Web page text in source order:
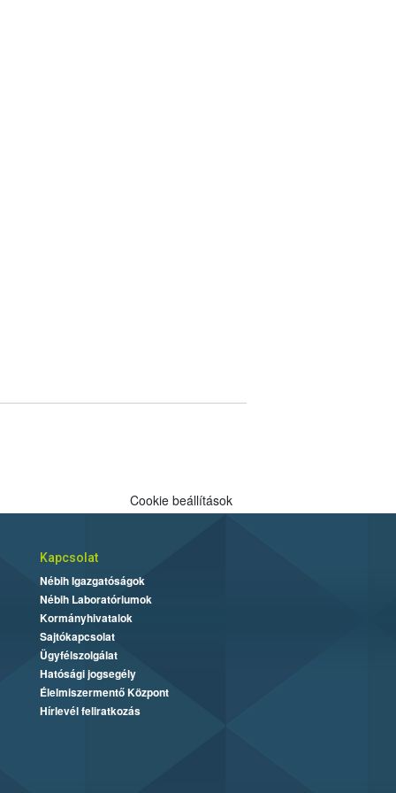
Cookie beállítások
Kapcsolat
Nébih Igazgatóságok
Nébih Laboratóriumok
Kormányhivatalok
Sajtókapcsolat
Ügyfélszolgálat
Hatósági jogsegély
Élelmiszermentő Központ
Hírlevél feliratkozás